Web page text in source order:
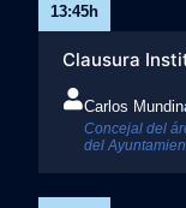
13:45h
Clausura
Carlos
Concejal del
del